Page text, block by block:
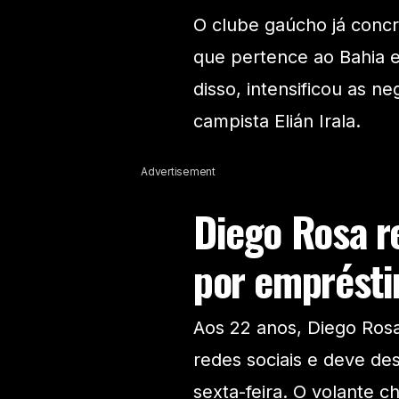
O clube gaúcho já
que pertence ao Bahia
disso, intensificou as
campista Elián Irala.
Advertisement
Diego Rosa
por
Aos 22 anos, Diego
redes sociais e deve
sexta-feira. O volante